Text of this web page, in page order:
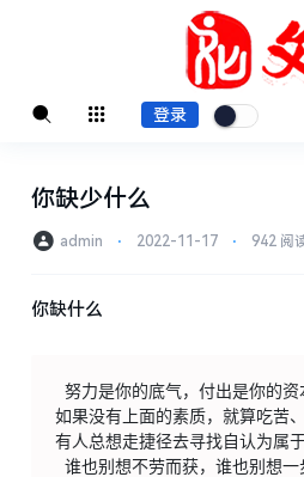
登录
你缺少什么
admin ⋅ 2022-11-17 ⋅ 942 阅
你缺什么
努力是你的底气，付出是你的
如果没有上面的素质，就算吃苦
有人总想走捷径去寻找自认为属
谁也别想不劳而获，谁也别想